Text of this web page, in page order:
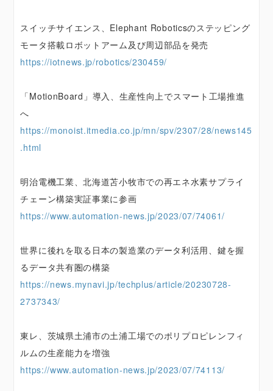
スイッチサイエンス、Elephant Roboticsのステッピング
モータ搭載ロボットアーム及び周辺部品を発売
https://iotnews.jp/robotics/230459/
「MotionBoard」導入、生産性向上でスマート工場推進
へ
https://monoist.itmedia.co.jp/mn/spv/2307/28/news145
.html
明治電機工業、北海道苫小牧市での再エネ水素サプライ
チェーン構築実証事業に参画
https://www.automation-news.jp/2023/07/74061/
世界に後れを取る日本の製造業のデータ利活用、鍵を握
るデータ共有圏の構築
https://news.mynavi.jp/techplus/article/20230728-
2737343/
東レ、茨城県土浦市の土浦工場でのポリプロピレンフィ
ルムの生産能力を増強
https://www.automation-news.jp/2023/07/74113/